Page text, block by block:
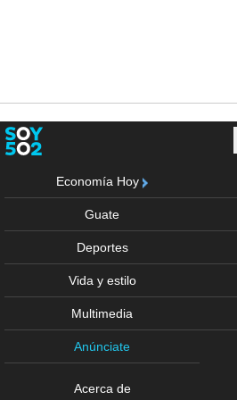
Economía Hoy
Guate
Deportes
Vida y estilo
Multimedia
Anúnciate
Acerca de